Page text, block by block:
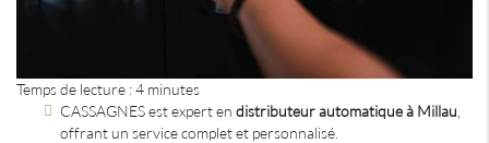
Temps de lecture : 4 minutes
CASSAGNES est expert en distributeur automatique à Millau
offrant un service complet et personnalisé.